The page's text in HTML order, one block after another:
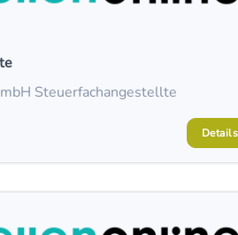
Steuerfachangestellte
Details